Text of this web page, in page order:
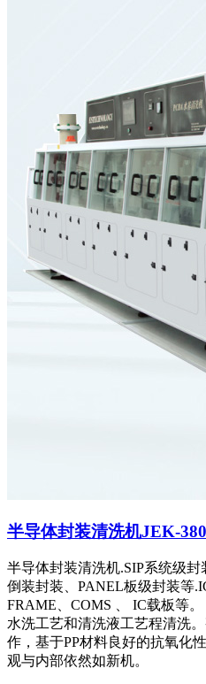
半导体封装清洗机JEK-
半导体封装清洗机.SIP系统级
倒装封装、PANEL板级封装等
FRAME、COMS 、 IC载板等
水洗工艺和清洗液工艺程清洗
作，基于PP材料良好的抗氧化
观与内部依然如新机。